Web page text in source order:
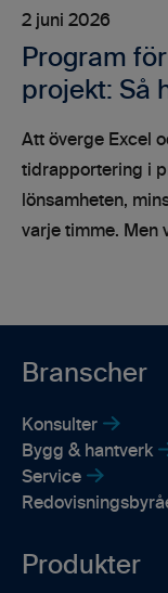
2 juni 2026
Program
projekt: Så
Att överge Excel
tidrapportering i
lönsamheten,
varje timme. Men
Branscher
Konsulter
Bygg & hantverk
Service
Produkter